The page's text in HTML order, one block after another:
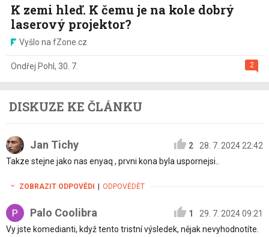
K zemi hleď. K čemu je na kole dobrý
laserový projektor?
Vyšlo na fZone.cz
2
Ondřej Pohl , 30. 7.
DISKUZE KE ČLÁNKU
Jan Tichy 2
28. 7. 2024 22:42
Takze stejne jako nas enyaq , prvni kona byla uspornejsi..
ZOBRAZIT ODPOVĚDI ODPOVĚDĚT
Palo Coolibra 1
29. 7. 2024 09:21
Vy jste komedianti, když tento tristní výsledek, nějak nevyhodnotíte.